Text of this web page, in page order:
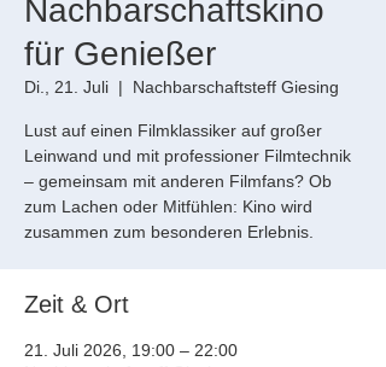
Nachbarschaftskino
für Genießer
Di., 21. Juli
  |
Nachbarschaftsteff Giesing
Lust auf einen Filmklassiker auf großer
Leinwand und mit professioner Filmtechnik
– gemeinsam mit anderen Filmfans? Ob
zum Lachen oder Mitfühlen: Kino wird
zusammen zum besonderen Erlebnis.
Zeit & Ort
21. Juli 2026, 19:00 – 22:00